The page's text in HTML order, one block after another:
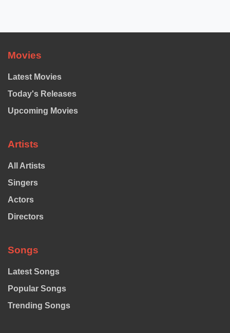
Movies
Latest Movies
Today's Releases
Upcoming Movies
Artists
All Artists
Singers
Actors
Directors
Songs
Latest Songs
Popular Songs
Trending Songs